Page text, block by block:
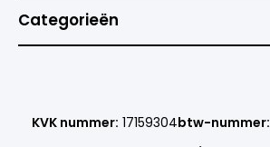
Categorieën
KVK nummer: 17159304btw-nummer: